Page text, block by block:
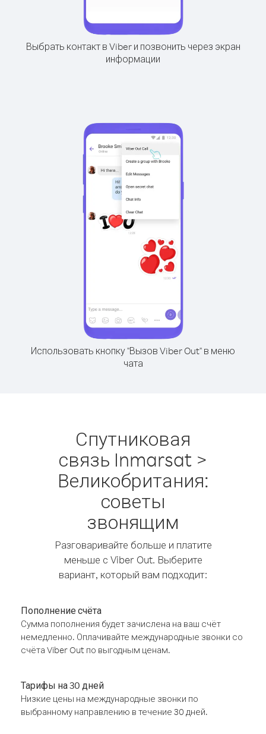
Выбрать контакт в Viber и позвонить через экран
информации
Использовать кнопку "Вызов Viber Out" в меню
чата
Спутниковая
связь Inmarsat >
Великобритания:
советы
звонящим
Разговаривайте больше и платите
меньше с Viber Out. Выберите
вариант, который вам подходит:
Пополнение счёта
Сумма пополнения будет зачислена на ваш счёт
немедленно. Оплачивайте международные звонки со
счёта Viber Out по выгодным ценам.
Тарифы на 30 дней
Низкие цены на международные звонки по
выбранному направлению в течение 30 дней.